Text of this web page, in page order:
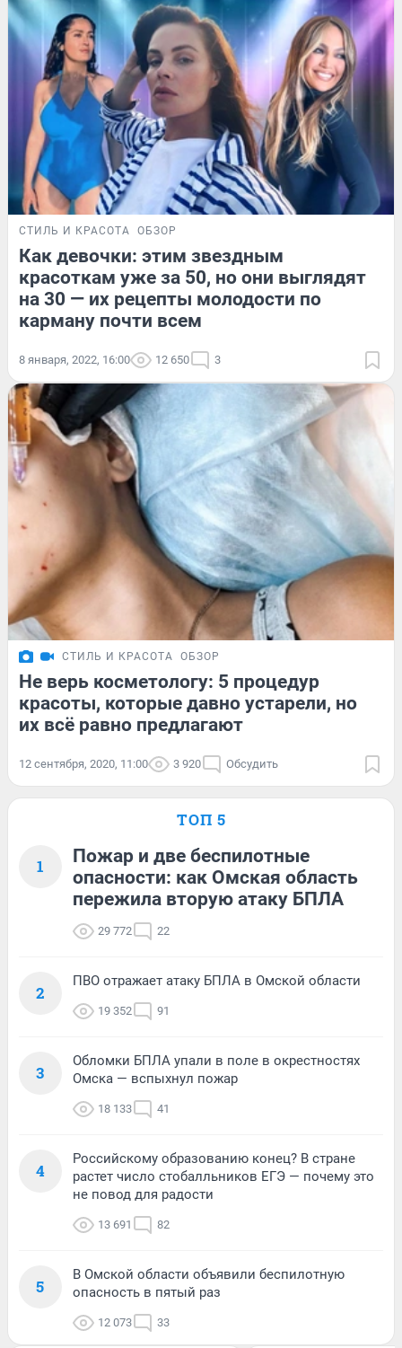
СТИЛЬ И КРАСОТА ОБЗОР
Как девочки: этим звездным
красоткам уже за 50, но они выглядят
на 30 — их рецепты молодости по
карману почти всем
8 января, 2022, 16:00 12 650 3
СТИЛЬ И КРАСОТА ОБЗОР
Не верь косметологу: 5 процедур
красоты, которые давно устарели, но
их всё равно предлагают
12 сентября, 2020, 11:00 3 920 Обсудить
ТОП 5
1
Пожар и две беспилотные
опасности: как Омская область
пережила вторую атаку БПЛА
29 772 22
2
ПВО отражает атаку БПЛА в Омской области
19 352 91
3
Обломки БПЛА упали в поле в окрестностях
Омска — вспыхнул пожар
18 133 41
4
Российскому образованию конец? В стране
растет число стобалльников ЕГЭ — почему это
не повод для радости
13 691 82
5
В Омской области объявили беспилотную
опасность в пятый раз
12 073 33